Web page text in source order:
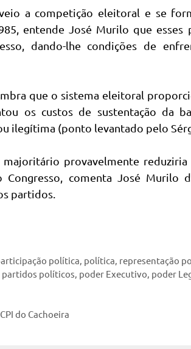
a competição eleitoral e se
entende José Murilo que
dando-lhe condições de
que o sistema eleitoral
os custos de sustentação da
ilegítima (ponto levantado pelo
provavelmente
Congresso, comenta José
partidos.
política, política, representação
partidos políticos, poder Executivo, poder
do Cachoeira